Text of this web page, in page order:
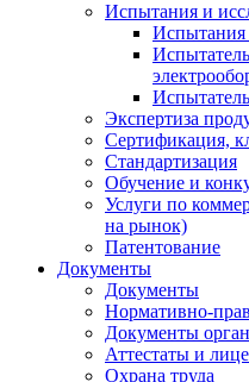
Испытания и
Испытания
Экспертиза
Сертификация,
Стандартизация
Обучение и
Услуги по
на рынок)
Патентование
Документы
Документы
Нормативно-
Документы
Аттестаты и
Охрана труда